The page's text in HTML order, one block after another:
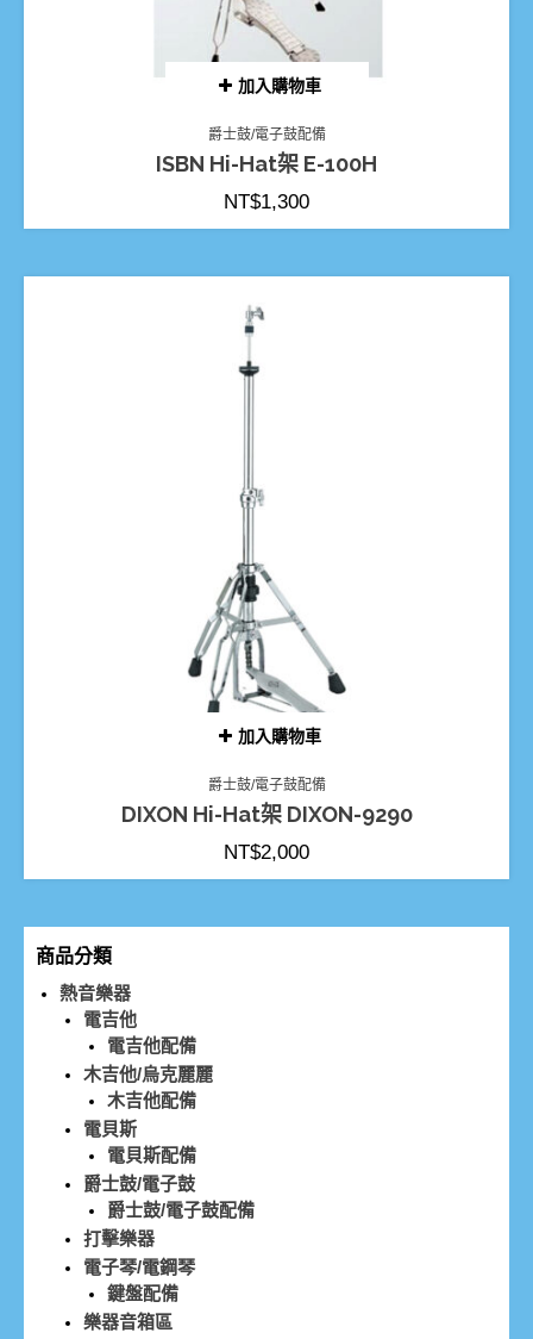
加入購物車
爵士鼓/電子鼓配備
ISBN Hi-Hat架 E-100H
NT$1,300
加入購物車
爵士鼓/電子鼓配備
DIXON Hi-Hat架 DIXON-9290
NT$2,000
商品分類
熱音樂器
電吉他
電吉他配備
木吉他/烏克麗麗
木吉他配備
電貝斯
電貝斯配備
爵士鼓/電子鼓
爵士鼓/電子鼓配備
打擊樂器
電子琴/電鋼琴
鍵盤配備
樂器音箱區